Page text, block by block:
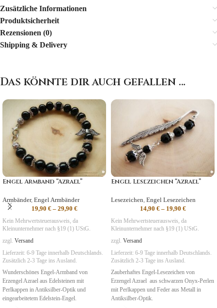
Zusätzliche Informationen
Produktsicherheit
Rezensionen (0)
Shipping & Delivery
Das könnte dir auch gefallen …
Engel Armband “Azrael”
Armbänder, Engel Armbänder
19,90 €– 29,90 €
Kein Mehrwertsteuerausweis, da
Kleinunternehmer nach §19 (1) UStG.
zzgl. Versand
Lieferzeit: 6-9 Tage innerhalb Deutschlands.
Zusätzlich 2-3 Tage ins Ausland.
Wunderschönes Engel-Armband von
Erzengel Azrael aus Edelsteinen mit
Perlkappen in Antiksilber-Optik und
eingearbeitetem Edelstein-Engel.
Engel Lesezeichen “Azrael”
Lesezeichen Engel Lesezeichen
14,90 €– 19,90 €
Kein Mehrwertsteuerausweis, da
Kleinunternehmer nach §19 (1) UStG.
zzgl. Versand
Lieferzeit: 6-9 Tage innerhalb Deutschlands.
Zusätzlich 2-3 Tage ins Ausland.
Zauberhaftes Engel-Lesezeichen von
Erzengel Azrael aus schwarzen Onyx-Perlen
mit Perlkappen und Feder aus Metall in
Antiksilber-Optik.